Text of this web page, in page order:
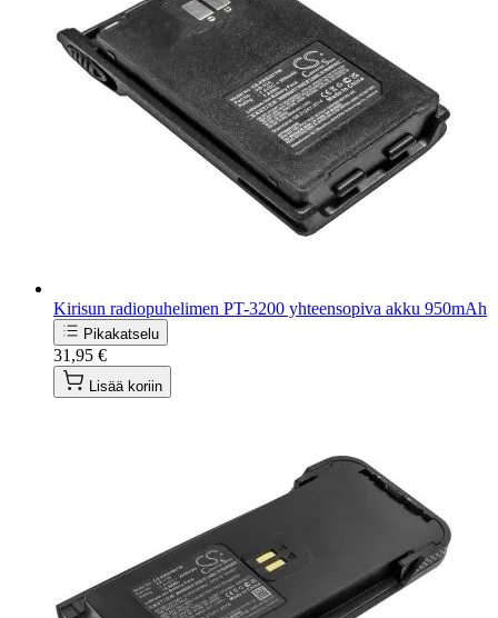
Kirisun radiopuhelimen PT-3200 yhteensopiva akku 950mAh
Pikakatselu
31,95 €
Lisää koriin